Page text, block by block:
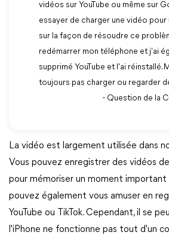
vidéos sur YouTube ou même sur
essayer de charger une vidéo
sur la façon de résoudre ce
redémarrer mon téléphone et j'ai
supprimé YouTube et l'ai réinstallé.
toujours pas charger ou regarder
- Question de la
La vidéo est largement utilisée dans
Vous pouvez enregistrer des vidéos
pour mémoriser un moment important
pouvez également vous amuser en
YouTube ou TikTok. Cependant, il se
l'iPhone ne fonctionne pas tout d'un